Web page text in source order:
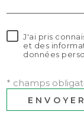
J'ai pris
et des
données
* champs
ENVOYER